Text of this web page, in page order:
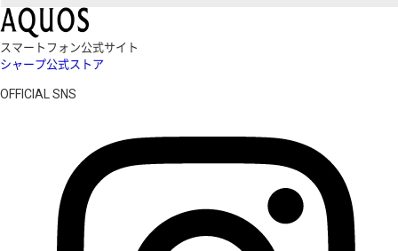
スマートフォン公式サイト
シャープ公式ストア
OFFICIAL SNS